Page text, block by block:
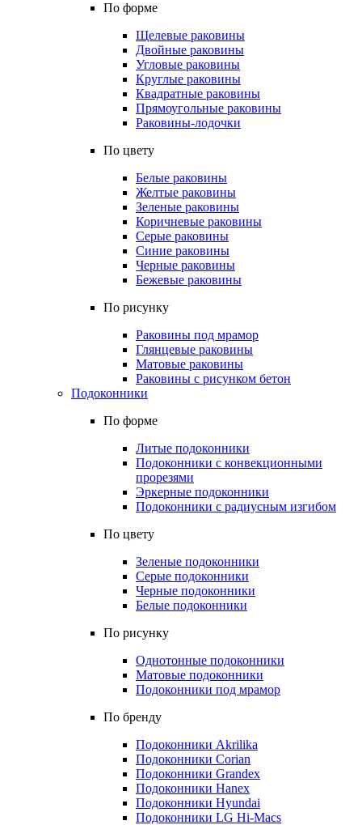
По форме
Щелевые раковины
Двойные раковины
Угловые раковины
Круглые раковины
Квадратные раковины
Прямоугольные раковины
Раковины-лодочки
По цвету
Белые раковины
Желтые раковины
Зеленые раковины
Коричневые раковины
Серые раковины
Синие раковины
Черные раковины
Бежевые раковины
По рисунку
Раковины под мрамор
Глянцевые раковины
Матовые раковины
Раковины с рисунком бетон
Подоконники
По форме
Литые подоконники
Подоконники с конвекционными
прорезями
Эркерные подоконники
Подоконники с радиусным изгибом
По цвету
Зеленые подоконники
Серые подоконники
Черные подоконники
Белые подоконники
По рисунку
Однотонные подоконники
Матовые подоконники
Подоконники под мрамор
По бренду
Подоконники Akrilika
Подоконники Corian
Подоконники Grandex
Подоконники Hanex
Подоконники Hyundai
Подоконники LG Hi-Macs